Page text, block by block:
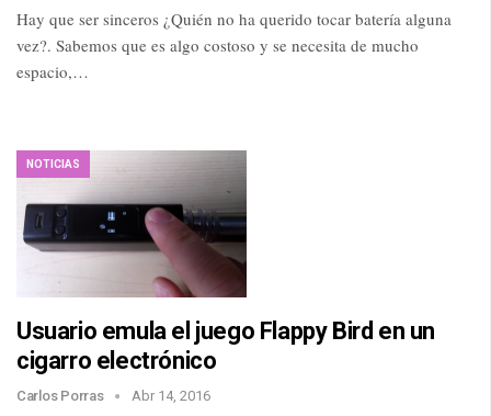
Hay que ser sinceros ¿Quién no ha querido tocar batería alguna
vez?. Sabemos que es algo costoso y se necesita de mucho
espacio,…
NOTICIAS
Usuario emula el juego Flappy Bird en un
cigarro electrónico
Carlos Porras Abr 14, 2016